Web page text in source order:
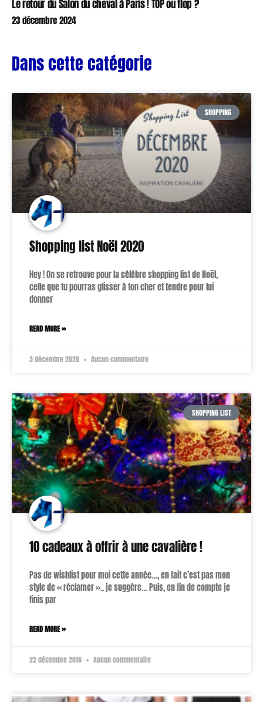
Le retour du Salon du cheval à Paris ! TOP ou flop ?
23 décembre 2024
Dans cette catégorie
SHOPPING
Shopping list Noël 2020
Hey ! On se retrouve pour la célèbre shopping list de Noël,
celle que tu pourras glisser à ton cher et tendre pour lui
donner
READ MORE »
3 décembre 2020 Aucun commentaire
SHOPPING LIST
10 cadeaux à offrir à une cavalière !
Pas de wishlist pour moi cette année…, en fait c’est pas mon
style de « réclamer ».. je suggère… Puis, en fin de compte je
finis par
READ MORE »
22 décembre 2016 Aucun commentaire